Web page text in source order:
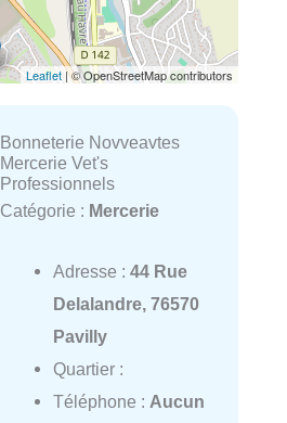
Leaflet | © OpenStreetMap contributors
Bonneterie Novveavtes
Mercerie Vet's
Professionnels
Catégorie : Mercerie
Adresse : 44 Rue
Delalandre, 76570
Pavilly
Quartier :
Téléphone : Aucun